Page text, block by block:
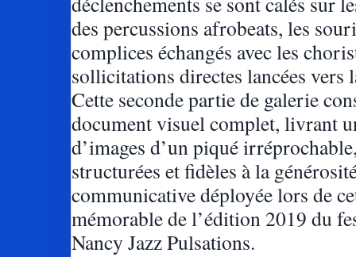
des percussions afrobeats, les
complices échangés avec les
sollicitations directes lancées vers
Cette seconde partie de galerie
document visuel complet, livrant
d’images d’un piqué
structurées et fidèles à la
communicative déployée lors de
mémorable de l’édition 2019 du
Nancy Jazz Pulsations.